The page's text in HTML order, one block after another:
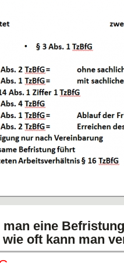
man eine
oft kann man